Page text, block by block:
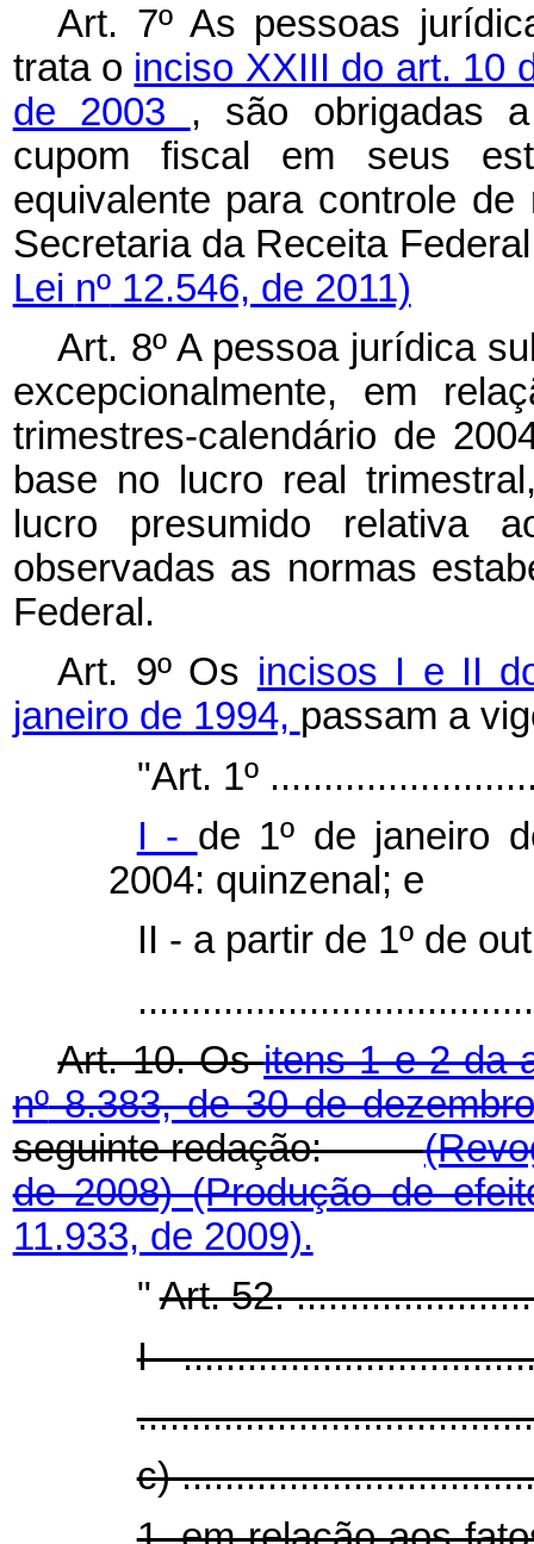
Art. 7º As pessoas
trata o inciso XXIII do art. 10
de 2003 , são obrigadas
cupom fiscal em seus
equivalente para controle
Secretaria da Receita
Lei nº12.546, de 2011)
Art. 8º A pessoa jurídica
excepcionalmente, em
trimestres-calendário de
base no lucro real
lucro presumido relativa
observadas as normas
Federal.
Art. 9º Os incisos I e II
janeiro de 1994, passam a
"Art. 1º
I - de 1º de janeiro
2004: quinzenal; e
II - a partir de 1º de
Art. 10. Ositens 1 e 2 da
nº8.383, de 30 de
seguinte redação:
de 2008)(Produção de
11.933, de 2009).
"Art. 52.
I -
c)